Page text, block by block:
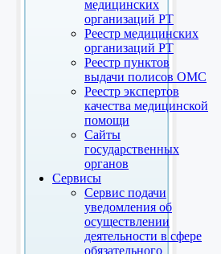
медицинских
организаций РТ
Реестр медицинских
организаций РТ
Реестр пунктов
выдачи полисов ОМС
Реестр экспертов
качества медицинской
помощи
Сайты
государственных
органов
Сервисы
Сервис подачи
уведомления об
осуществлении
деятельности в сфере
обязательного